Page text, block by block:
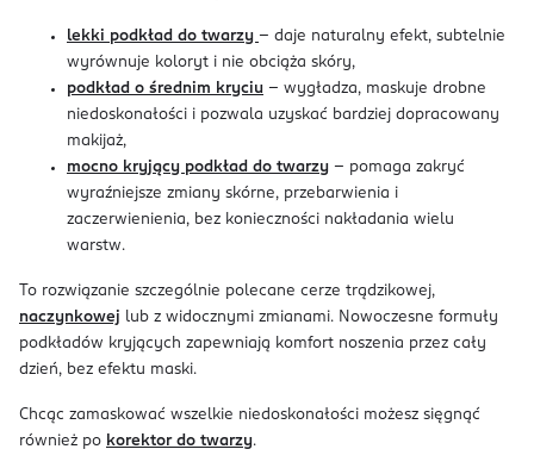
lekki podkład do twarzy – daje naturalny efekt, subtelnie
wyrównuje koloryt i nie obciąża skóry,
podkład o średnim kryciu – wygładza, maskuje drobne
niedoskonałości i pozwala uzyskać bardziej dopracowany
makijaż,
mocno kryjący podkład do twarzy – pomaga zakryć
wyraźniejsze zmiany skórne, przebarwienia i
zaczerwienienia, bez konieczności nakładania wielu
warstw.
To rozwiązanie szczególnie polecane cerze trądzikowej,
naczynkowej lub z widocznymi zmianami. Nowoczesne formuły
podkładów kryjących zapewniają komfort noszenia przez cały
dzień, bez efektu maski.
Chcąc zamaskować wszelkie niedoskonałości możesz sięgnąć
również po korektor do twarzy.